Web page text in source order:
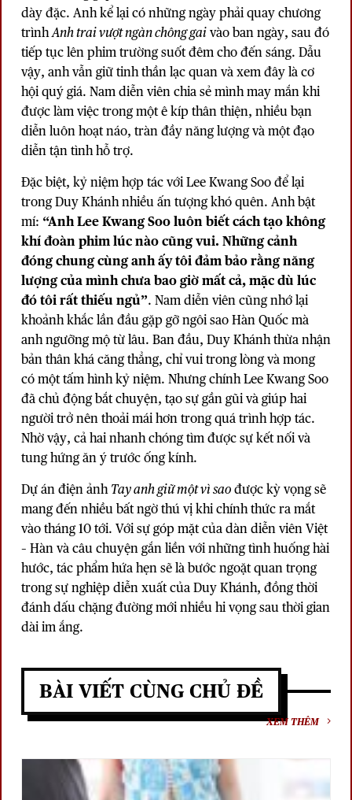
dày đặc. Anh kể lại có những ngày phải quay chương
trìnhAnh trai vượt ngàn chông gaivào ban ngày, sau đó
tiếp tục lên phim trường suốt đêm cho đến sáng. Dẫu
vậy, anh vẫn giữ tinh thần lạc quan và xem đây là cơ
hội quý giá. Nam diễn viên chia sẻ mình may mắn khi
được làm việc trong một ê kíp thân thiện, nhiều bạn
diễn luôn hoạt náo, tràn đầy năng lượng và một đạo
diễn tận tình hỗ trợ.
Đặc biệt, kỷ niệm hợp tác với Lee Kwang Soo để lại
trong Duy Khánh nhiều ấn tượng khó quên. Anh bật
mí: “Anh Lee Kwang Soo luôn biết cách tạo không
khí đoàn phim lúc nào cũng vui. Những cảnh
đóng chung cùng anh ấy tôi đảm bảo rằng năng
lượng của mình chưa bao giờ mất cả, mặc dù lúc
đó tôi rất thiếu ngủ”. Nam diễn viên cũng nhớ lại
khoảnh khắc lần đầu gặp gỡ ngôi sao Hàn Quốc mà
anh ngưỡng mộ từ lâu. Ban đầu, Duy Khánh thừa nhận
bản thân khá căng thẳng, chỉ vui trong lòng và mong
có một tấm hình kỷ niệm. Nhưng chính Lee Kwang Soo
đã chủ động bắt chuyện, tạo sự gần gũi và giúp hai
người trở nên thoải mái hơn trong quá trình hợp tác.
Nhờ vậy, cả hai nhanh chóng tìm được sự kết nối và
tung hứng ăn ý trước ống kính.
Dự án điện ảnhTay anh giữ một vì saođược kỳ vọng sẽ
mang đến nhiều bất ngờ thú vị khi chính thức ra mắt
vào tháng 10 tới. Với sự góp mặt của dàn diễn viên Việt
– Hàn và câu chuyện gắn liền với những tình huống hài
hước, tác phẩm hứa hẹn sẽ là bước ngoặt quan trọng
trong sự nghiệp diễn xuất của Duy Khánh, đồng thời
đánh dấu chặng đường mới nhiều hi vọng sau thời gian
dài im ắng.
BÀI VIẾT CÙNG CHỦ ĐỀ
XEM THÊM